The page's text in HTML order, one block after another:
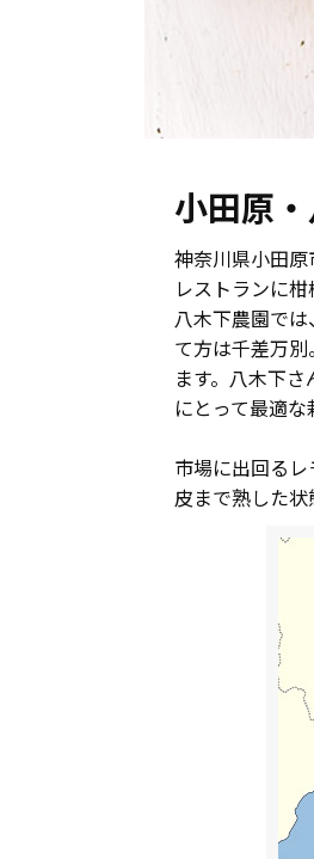
小田原
神奈川県小田
レストランに
八木下農園で
て方は千差万
ます。八木下
にとって最適
市場に出回るレ
皮まで熟した状